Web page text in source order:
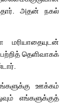
அதன் நகல்
தெளிவாகக்
ஊக்கம்
எங்களுக்குத்